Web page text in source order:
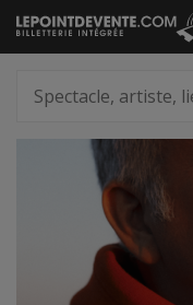
Passer
au
artiste,
lieu...